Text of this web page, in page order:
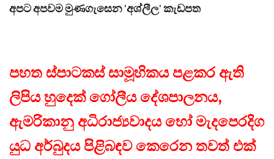
අපට අපවම මුණගැසෙන 'අශ්ලීල' කැඩපත
පහත ස්පාටකස් සාමූහිකය පළකර ඇති
ලිපිය හුදෙක් ගෝලීය දේශපාලනය,
ඇමරිකානු අධිරාජ්‍යවාදය හෝ මැදපෙරදිග
යුධ අර්බුදය පිළිබඳව කෙරෙන තවත් එක්